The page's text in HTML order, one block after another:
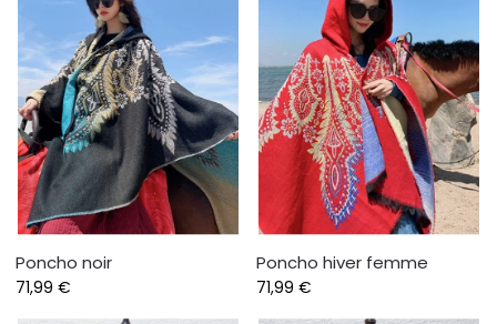
Poncho noir
71,99 €
Poncho hiver femme
71,99 €